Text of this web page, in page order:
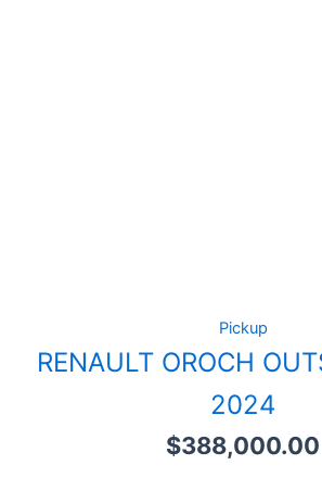
Pickup
RENAULT OROCH
2024
$388,000.00